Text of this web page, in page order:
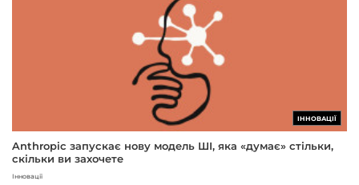
ІННОВАЦІЇ
Anthropic запускає нову модель ШІ, яка «думає» стільки,
скільки ви захочете
Інновації